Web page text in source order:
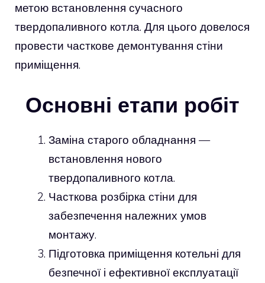
метою встановлення сучасного
твердопаливного котла. Для цього довелося
провести часткове демонтування стіни
приміщення.
Основні етапи робіт
Заміна старого обладнання —
встановлення нового
твердопаливного котла.
Часткова розбірка стіни для
забезпечення належних умов
монтажу.
Підготовка приміщення котельні для
безпечної і ефективної експлуатації